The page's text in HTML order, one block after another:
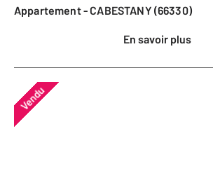
Appartement - CABESTANY (66330)
En savoir plus
Vendu